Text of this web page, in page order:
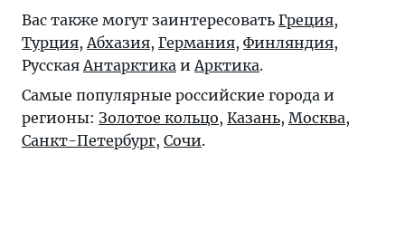
Вас также могут заинтересовать Греция,
Турция,Абхазия, Германия, Финляндия,
РусскаяАнтарктика иАрктика.
Самые популярные российские города и
регионы: Золотое кольцо, Казань, Москва,
Санкт-Петербург, Сочи.